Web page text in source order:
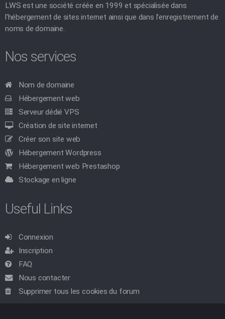
LWS est une société créée en 1999 et spécialisée dans
l'hébergement de sites internet ainsi que dans l'enregistrement de
noms de domaine.
Nos services
Nom de domaine
Hébergement web
Serveur dédié VPS
Création de site internet
Créer son site web
Hébergement Wordpress
Hébergement web Prestashop
Stockage en ligne
Useful Links
Connexion
Inscription
FAQ
Nous contacter
Supprimer tous les cookies du forum